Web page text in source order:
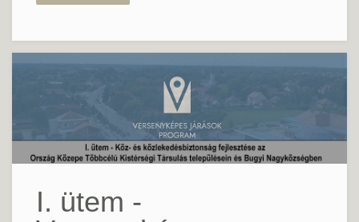
I. ütem -